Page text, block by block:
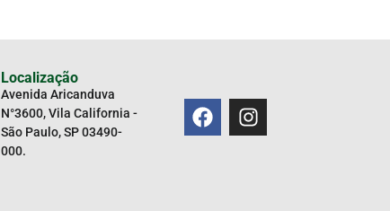
Localização
Avenida Aricanduva
N°3600, Vila California -
São Paulo, SP 03490-
000.